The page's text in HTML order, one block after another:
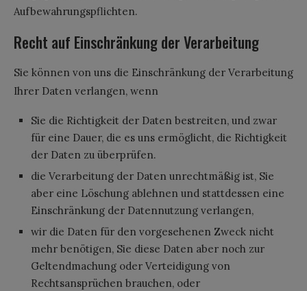
Aufbewahrungspflichten.
Recht auf Einschränkung der Verarbeitung
Sie können von uns die Einschränkung der Verarbeitung
Ihrer Daten verlangen, wenn
Sie die Richtigkeit der Daten bestreiten, und zwar
für eine Dauer, die es uns ermöglicht, die Richtigkeit
der Daten zu überprüfen.
die Verarbeitung der Daten unrechtmäßig ist, Sie
aber eine Löschung ablehnen und stattdessen eine
Einschränkung der Datennutzung verlangen,
wir die Daten für den vorgesehenen Zweck nicht
mehr benötigen, Sie diese Daten aber noch zur
Geltendmachung oder Verteidigung von
Rechtsansprüchen brauchen, oder